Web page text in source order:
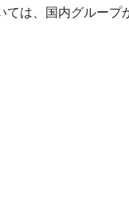
は、国内グループ